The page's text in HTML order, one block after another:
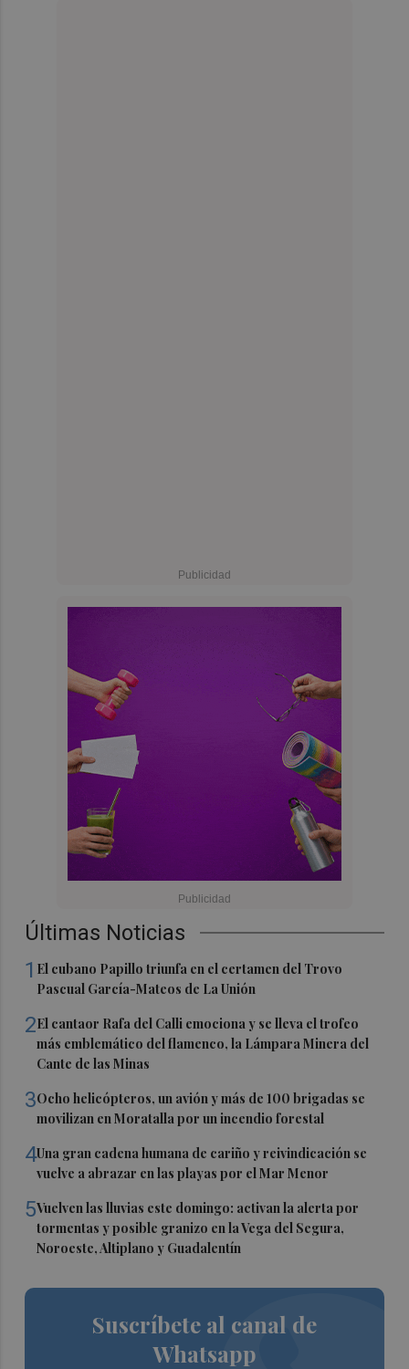
Últimas Noticias
1 El cubano Papillo triunfa en el certamen del Trovo
Pascual García-Mateos de La Unión
2El cantaor Rafa del Calli emociona y se lleva el trofeo
más emblemático del flamenco, la Lámpara Minera del
Cante de las Minas
3Ocho helicópteros, un avión y más de 100 brigadas se
movilizan en Moratalla por un incendio forestal
4Una gran cadena humana de cariño y reivindicación se
vuelve a abrazar en las playas por el Mar Menor
5Vuelven las lluvias este domingo: activan la alerta por
tormentas y posible granizo en la Vega del Segura,
Noroeste, Altiplano y Guadalentín
Suscríbete al canal de
Whatsapp